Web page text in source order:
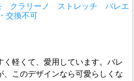
クラリーノ ストレッチ バレエ
交換不可
く軽くて、愛用しています。バレ
、このデザインなら可愛らしくな